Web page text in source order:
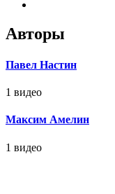
Авторы
Павел Настин
1 видео
Максим Амелин
1 видео